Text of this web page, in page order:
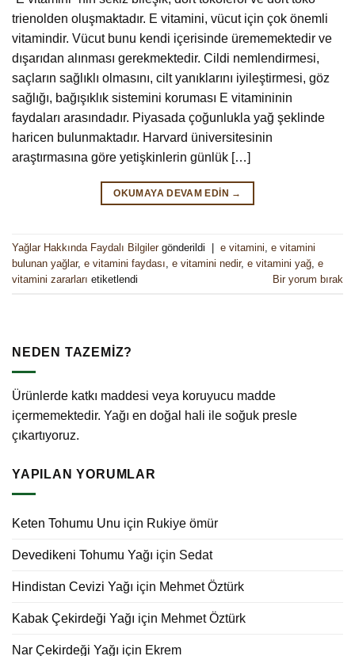
trienolden oluşmaktadır. E vitamini, vücut için çok önemli
vitamindir. Vücut bunu kendi içerisinde ürememektedir ve
dışarıdan alınması gerekmektedir. Cildi nemlendirmesi,
saçların sağlıklı olmasını, cilt yanıklarını iyileştirmesi, göz
sağlığı, bağışıklık sistemini koruması E vitamininin
faydaları arasındadır. Piyasada çoğunlukla yağ şeklinde
haricen bulunmaktadır. Harvard üniversitesinin
araştırmasına göre yetişkinlerin günlük […]
OKUMAYA DEVAM EDIN →
Yağlar Hakkında Faydalı Bilgilergönderildi e vitamini e vitamini
bulunan yağlar, e vitamini faydası e vitamini nedir, e vitamini yağ e
vitamini zararları etiketlendi Bir yorum bırak
NEDEN TAZEMİZ?
Ürünlerde katkı maddesi veya koruyucu madde
içermemektedir. Yağı en doğal hali ile soğuk presle
çıkartıyoruz.
YAPILAN YORUMLAR
Keten Tohumu Unu için Rukiye ömür
Devedikeni Tohumu Yağı için Sedat
Hindistan Cevizi Yağı için Mehmet Öztürk
Kabak Çekirdeği Yağı için Mehmet Öztürk
Nar Çekirdeği Yağı için Ekrem